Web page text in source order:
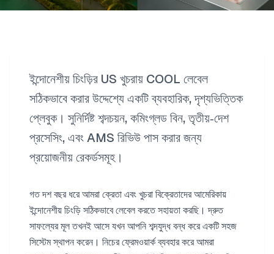
ইন্দোনেশীয় চিংড়ির US খুচরায় COOL লেবেল
সঠিকভাবে করার উদ্দেশ্যে একটি ব্যবহারিক, দৃশ্যভিত্তিক
প্লেবুক। সুনির্দিষ্ট শব্দচয়ন, কমিংগ্লড বিন, তৃতীয়‑দেশ
প্রসেসিং, এবং AMS রিভিউ পাস করার জন্য
প্রয়োজনীয় রেকর্ডসমূহ।
গত দশ বছর ধরে আমরা ক্রেতা এবং খুচরা বিক্রেতাদের আমেরিকায়
ইন্দোনেশীয় চিংড়ি সঠিকভাবে লেবেল করতে সহায়তা করছি। দ্রুত
সাফল্যের মূল তখনই আসে যখন আপনি শব্দযুদ্ধ বন্ধ করে একটি সহজ
সিস্টেম স্থাপন করেন। নিচের ফ্রেমওয়ার্ক ব্যবহার করে আমরা